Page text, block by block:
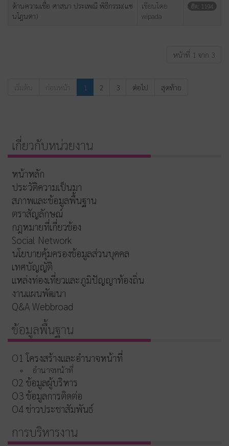
ด้านความเชื่อ ศาสนา ประเพณี พิธีกรรม(แซ
นโฎนตา)
เขียนโดย
wipada
ฮิต: 1194
หน้าที่ 1 จาก 3
เริ่มต้น ก่อนหน้า 1 2 3 ต่อไป สุดท้าย
เกี่ยวกับหน่วยงาน
หน้าหลัก
ประวัติความเป็นมา
สภาพและข้อมูลพื้นฐาน
ตราสัญลักษณ์
กฎหมายที่เกี่ยวข้อง
Social Network
นโยบายคุ้มครองข้อมูลส่วนบุคคล
เทศบัญญัติ
แหล่งท่องเที่ยวและภูมิปัญญาท้องถิ่น
งานแผนพัฒนา
Q&A Webbroad
ข้อมูลพื้นฐาน
O1 โครงสร้างและอำนาจหน้าที่
อำนาจหน้าที่
O2 ข้อมูลผู้บริหาร
O3 ข้อมูลการติดต่อ
O4 ข่าวประชาสัมพันธ์
การบริหารงาน